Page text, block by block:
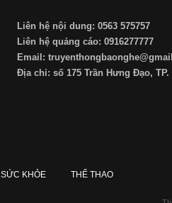
Liên hệ nội dung: 0563 575757
Liên hệ quảng cáo: 0916277777
Email:
Địa chỉ: số 175 Trần Hưng Đạo,
SỨC KHỎE THỂ THAO